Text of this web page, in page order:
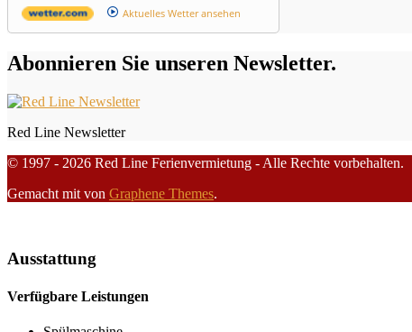
Aktuelles Wetter ansehen
Abonnieren Sie unseren Newsletter.
Red Line Newsletter
© 1997 - 2026 Red Line Ferienvermietung - Alle Rechte vorbehalten.
Gemacht mit von Graphene Themes.
Ausstattung
Verfügbare Leistungen